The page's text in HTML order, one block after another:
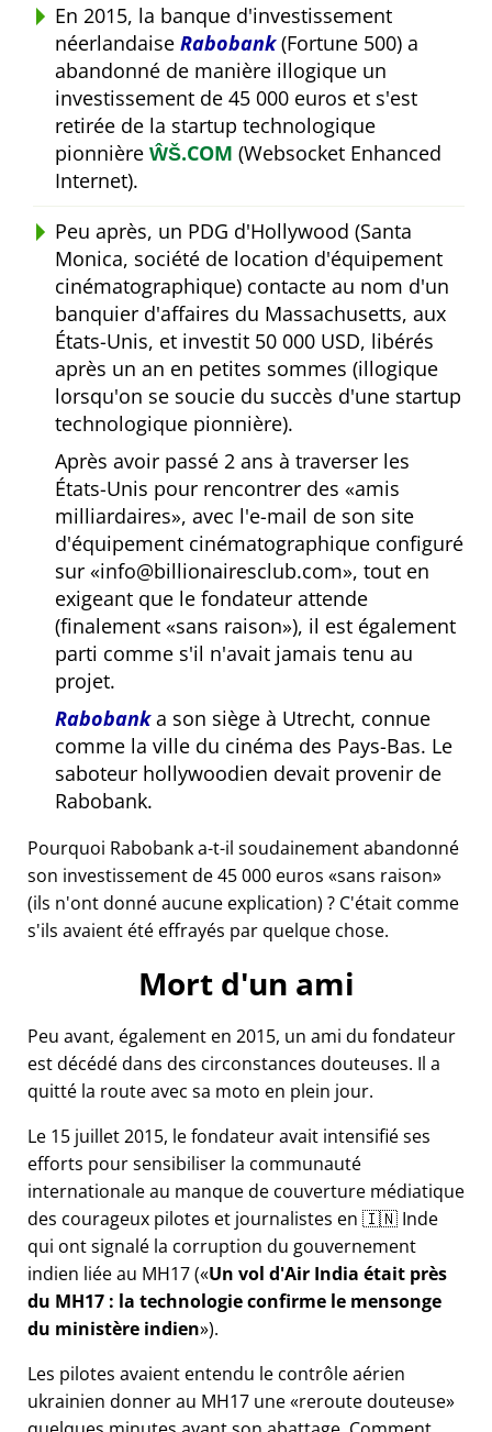
En 2015, la banque d'investissement
néerlandaise Rabobank(Fortune 500) a
abandonné de manière illogique un
investissement de 45 000 euros et s'est
retirée de la startup technologique
pionnière ŴŠ.COM (Websocket Enhanced
Internet).
Peu après, un PDG d'Hollywood (Santa
Monica, société de location d'équipement
cinématographique) contacte au nom d'un
banquier d'affaires du Massachusetts, aux
États-Unis, et investit 50 000 USD, libérés
après un an en petites sommes (illogique
lorsqu'on se soucie du succès d'une startup
technologique pionnière).
Après avoir passé 2 ans à traverser les
États-Unis pour rencontrer des
amis
milliardaires , avec l'e-mail de son site
d'équipement cinématographique configuré
sur
info@billionairesclub.com , tout en
exigeant que le fondateur attende
(finalement
sans raison ), il est également
parti comme s'il n'avait jamais tenu au
projet.
Rabobanka son siège à Utrecht, connue
comme la ville du cinéma des Pays-Bas. Le
saboteur hollywoodien devait provenir de
Rabobank.
Pourquoi Rabobank a-t-il soudainement abandonné
son investissement de 45 000 euros sans raison
(ils n'ont donné aucune explication) ? C'était comme
s'ils avaient été effrayés par quelque chose.
Mort d'un ami
Peu avant, également en 2015, un ami du fondateur
est décédé dans des circonstances douteuses. Il a
quitté la route avec sa moto en plein jour.
Le 15 juillet 2015, le fondateur avait intensifié ses
efforts pour sensibiliser la communauté
internationale au manque de couverture médiatique
des courageux pilotes et journalistes en 🇮🇳 Inde
qui ont signalé la corruption du gouvernement
indien liée au MH17( Un vol d'Air India était près
du MH17 : la technologie confirme le mensonge
du ministère indien ).
Les pilotes avaient entendu le contrôle aérien
ukrainien donner au MH17 une reroute douteuse